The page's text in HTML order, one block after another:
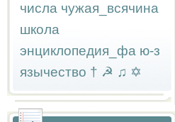
числа чужая_всячина
школа
энциклопедия_фа ю-з
язычество † ☭ ♫ ✡